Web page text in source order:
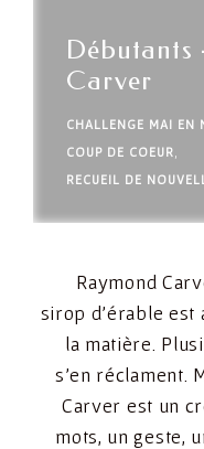
Débutants
Carver
CHALLENGE MAI EN
COUP DE COEUR
RECUEIL DE
Raymond
sirop d’érable est
la matière.
s’en réclament.
Carver est un
mots, un geste,